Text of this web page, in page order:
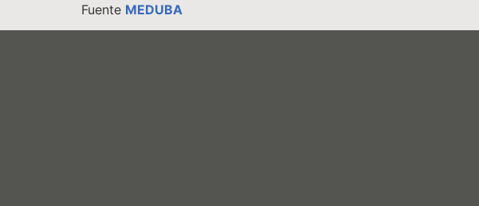
Fuente MEDUBA